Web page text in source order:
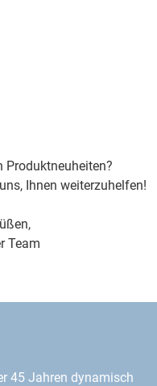
Produktneuheiten?
Ihnen weiterzuhelfen!
Team
45 Jahren dynamisch